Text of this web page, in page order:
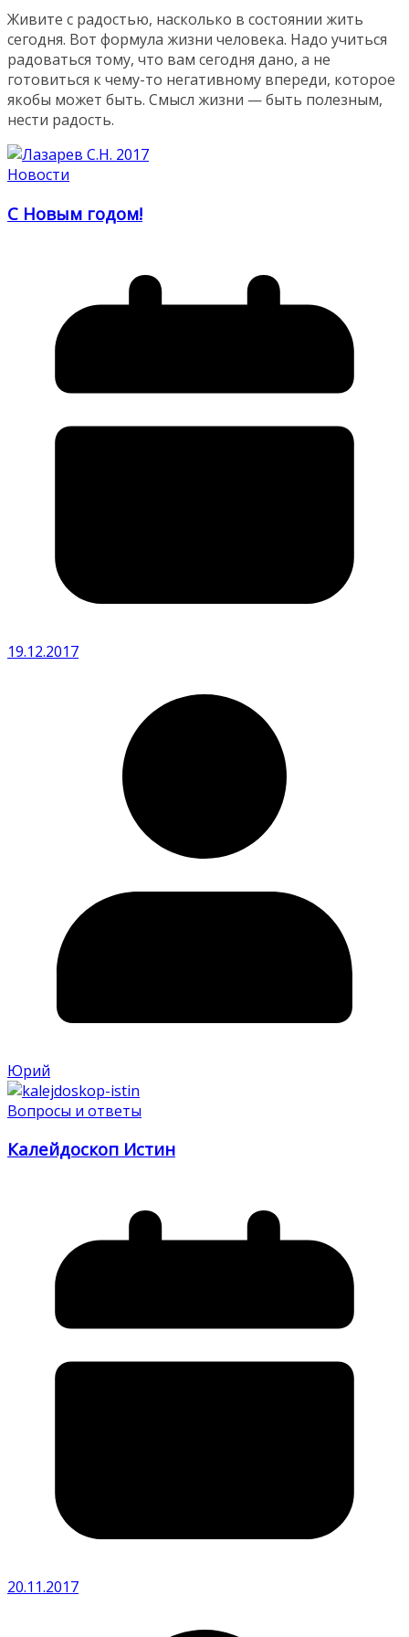
Живите с радостью, насколько в состоянии жить
сегодня. Вот формула жизни человека. Надо учиться
радоваться тому, что вам сегодня дано, а не
готовиться к чему-то негативному впереди, которое
якобы может быть. Смысл жизни — быть полезным,
нести радость.
Новости
С Новым годом!
19.12.2017
Юрий
Вопросы и ответы
Калейдоскоп Истин
20.11.2017